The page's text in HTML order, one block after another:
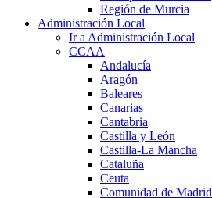
Región de Murcia
Administración Local
Ir a Administración Local
CCAA
Andalucía
Aragón
Baleares
Canarias
Cantabria
Castilla y León
Castilla-La Mancha
Cataluña
Ceuta
Comunidad de Madrid